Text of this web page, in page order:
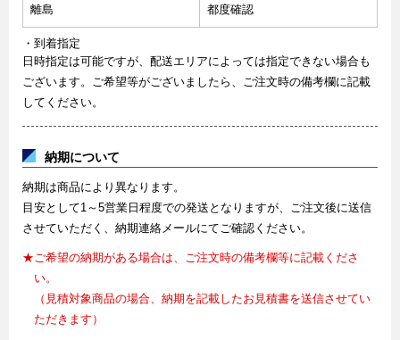
離島 都度確認
・到着指定
日時指定は可能ですが、配送エリアによっては指定できない場合も
ございます。ご希望等がございましたら、ご注文時の備考欄に記載
してください。
納期について
納期は商品により異なります。
目安として1～5営業日程度での発送となりますが、ご注文後に送信
させていただく、納期連絡メールにてご確認ください。
★ご希望の納期がある場合は、ご注文時の備考欄等に記載くださ
い。
（見積対象商品の場合、納期を記載したお見積書を送信させてい
ただきます）